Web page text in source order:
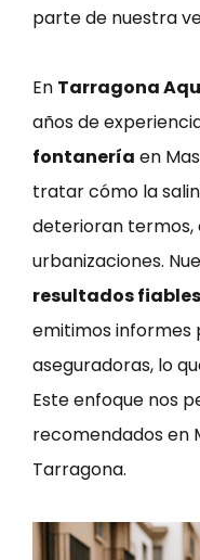
parte de nuestra
En Tarragona
años de
fontanería en
tratar cómo la
deterioran
urbanizaciones.
resultados fiables
emitimos informes
aseguradoras, lo
Este enfoque nos
recomendados en
Tarragona.